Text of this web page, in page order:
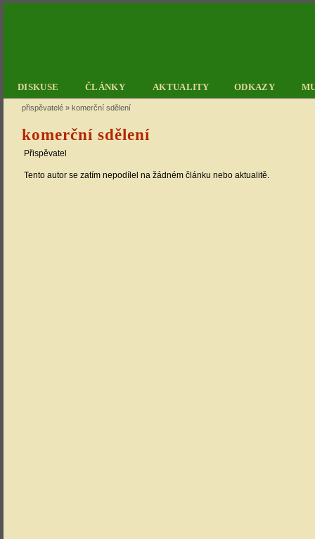
DISKUSE ČLÁNKY AKTUALITY ODKAZY
přispěvatelé » komerční sdělení
komerční sdělení
Přispěvatel
Tento autor se zatím nepodílel na žádném článku nebo aktualitě.